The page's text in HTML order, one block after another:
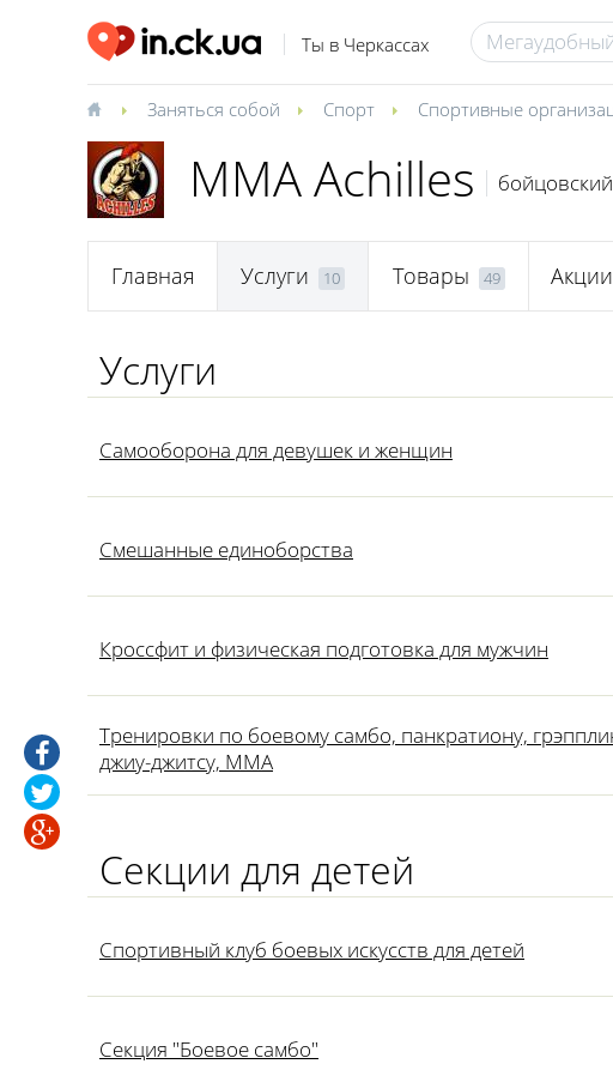
Ты в Черкассах
Заняться собой Спорт Спортивные
MMA Achilles
Главная Услуги 10 Товары 49 Акции
Услуги
Самооборона для девушек и женщин
Смешанные единоборства
Кроссфит и физическая подготовка для мужчин
Тренировки по боевому самбо, панкратиону,
джиу-джитсу, ММА
Секции для детей
Спортивный клуб боевых искусств для детей
Секция "Боевое самбо"